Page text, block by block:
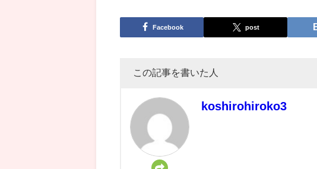
Facebook post
この記事を書いた人
koshirohiroko3